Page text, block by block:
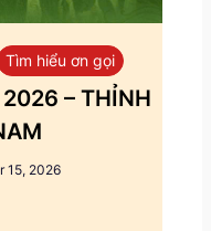
Tìm hiểu ơn gọi
– THỈNH
15, 2026